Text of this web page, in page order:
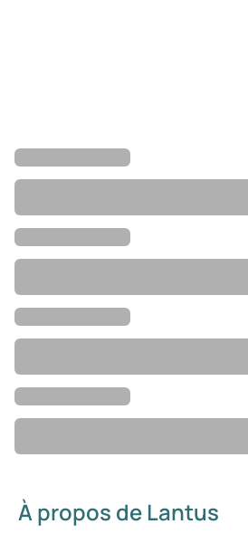
À propos de Lantus